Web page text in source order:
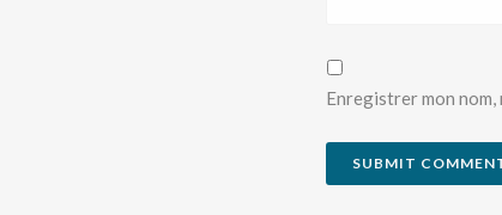
Enregistrer mon nom,